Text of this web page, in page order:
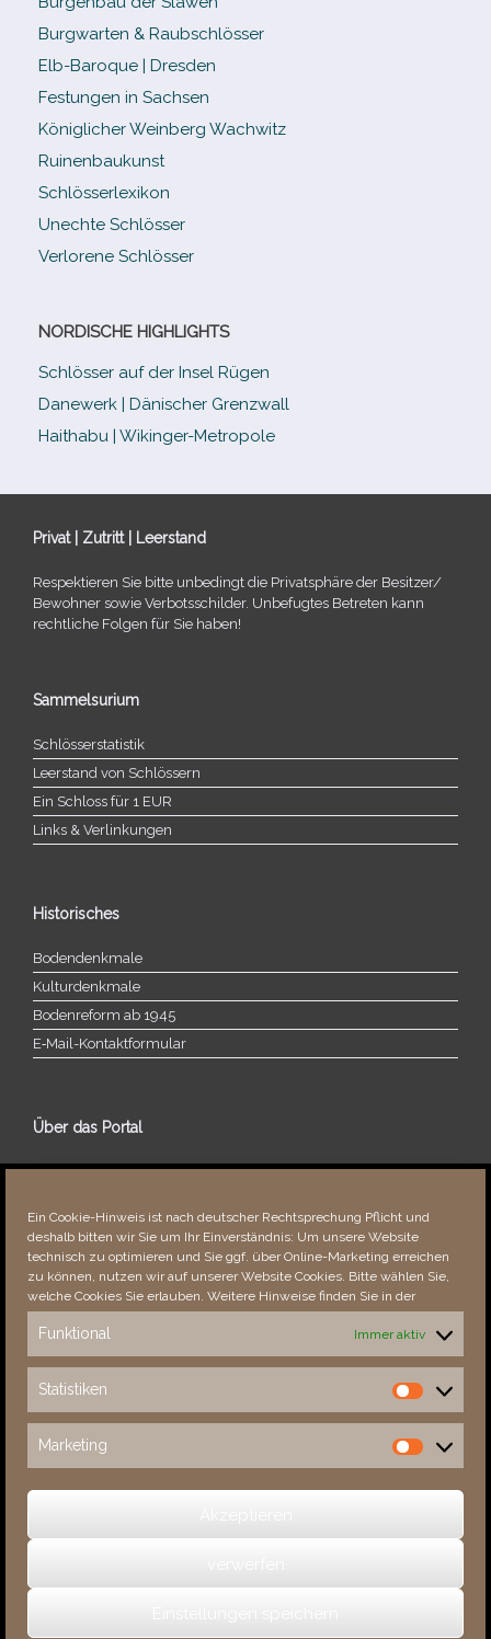
Ein Cookie-Hinweis ist nach deutscher Rechtsprechung Pflicht und
deshalb bitten wir Sie um Ihr Einverständnis: Um unsere Website
technisch zu optimieren und Sie ggf. über Online-Marketing erreichen
zu können, nutzen wir auf unserer Website Cookies. Bitte wählen Sie,
welche Cookies Sie erlauben. Weitere Hinweise finden Sie in der
Funktional Immer aktiv
Statistiken
Statistiken
Marketing
Marketing
Burgwarten & Raubschlösser
Elb-​Baroque | Dresden
Festungen in Sachsen
Königlicher Weinberg Wachwitz
Ruinenbaukunst
Schlösserlexikon
Unechte Schlösser
Verlorene Schlösser
NORDISCHE HIGHLIGHTS
Schlösser auf der Insel Rügen
Danewerk | Dänischer Grenzwall
Haithabu | Wikinger-Metropole
Privat | Zutritt | Leerstand
Respektieren Sie bitte unbe­dingt die Privatsphäre der Besitzer/​
Bewohner sowie Verbotsschilder. Unbefugtes Betreten kann
recht­li­che Folgen für Sie haben!
Sammelsurium
Schlösserstatistik
Leerstand von Schlössern
Ein Schloss für 1 EUR
Links & Verlinkungen
Historisches
Bodendenkmale
Kulturdenkmale
Bodenreform ab 1945
E‑Mail-​​Kontaktformular
Über das Portal
Über dieses Portal
Fehler bemerkt?
Besucher seit 08/​2021
This Week
33032